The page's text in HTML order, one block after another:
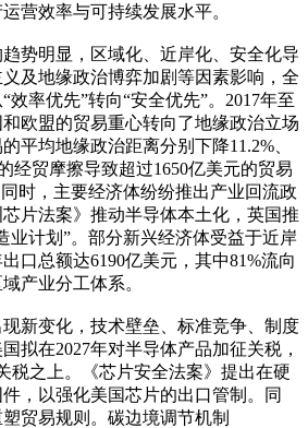
营效率与可持续发展水平。
势明显，区域化、近岸化、安全化导
及地缘政治博弈加剧等因素影响，全
效率优先”转向“安全优先”。2017年至
欧盟的贸易重心转向了地缘政治立场
平均地缘政治距离分别下降11.2%、
经贸摩擦导致超过1650亿美元的贸易
时，主要经济体纷纷推出产业回流政
片法案》推动半导体本土化，英国推
业计划”。部分新兴经济体受益于近岸
口总额达6190亿美元，其中81%流向
产业分工体系。
新变化，技术壁垒、标准竞争、制度
拟在2027年对半导体产品加征关税，
税之上。《芯片安全法案》提出在硬
，以强化美国芯片的出口管制。同
贸易规则。碳边境调节机制